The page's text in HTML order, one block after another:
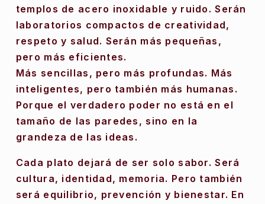
templos de acero inoxidable y ruido. Serán
laboratorios compactos de creatividad,
respeto y salud. Serán más pequeñas,
pero más eficientes.
Más sencillas, pero más profundas. Más
inteligentes, pero también más humanas.
Porque el verdadero poder no está en el
tamaño de las paredes, sino en la
grandeza de las ideas.
Cada plato dejará de ser solo sabor. Será
cultura, identidad, memoria. Pero también
será equilibrio, prevención y bienestar. En